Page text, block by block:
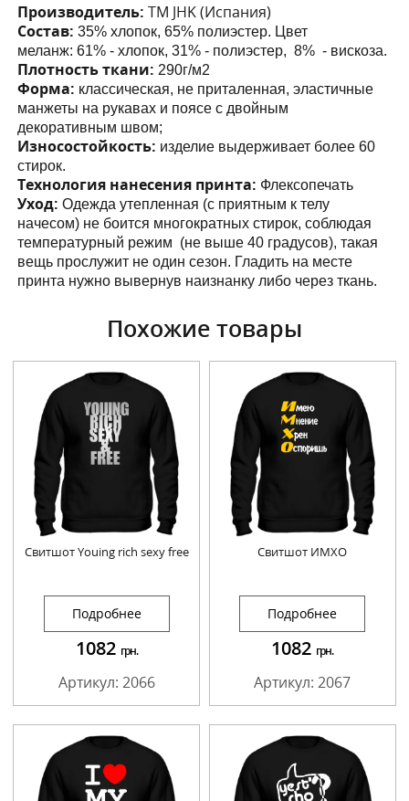
Производитель:ТМ JHK (Испания)
Состав: 35% хлопок, 65% полиэстер. Цвет
меланж:61% - хлопок, 31% - полиэстер, 8% - вискоза.
Плотность ткани: 290г/м2
Форма: классическая, не приталенная,эластичные
манжеты на рукавах и поясе с двойным
декоративным швом;
Износостойкость: изделие выдерживает более 60
стирок.
Технология нанесения принта: Флексопечать
Уход: Одежда утепленная (с приятным к телу
начесом) не боится многократных стирок, соблюдая
температурный режим (не выше 40 градусов), такая
вещь прослужит не один сезон. Гладить на месте
принта нужно вывернув наизнанку либо через ткань.
Похожие товары
Свитшот Youing rich sexy free
Подробнее
1082 грн.
Артикул: 2066
Свитшот ИМХО
Подробнее
1082 грн.
Артикул: 2067